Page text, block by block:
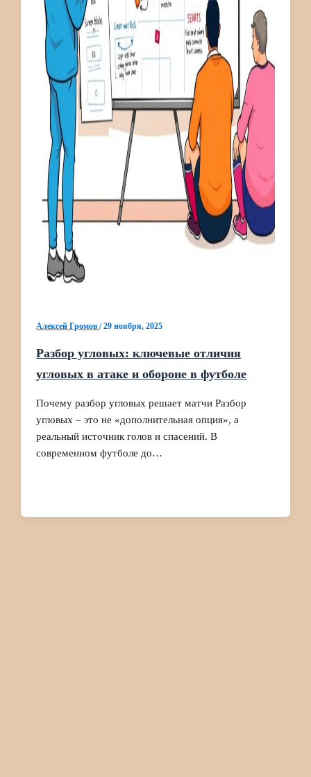
Алексей Громов/29 ноября, 2025
Разбор угловых: ключевые отличия
угловых в атаке и обороне в футболе
Почему разбор угловых решает матчи Разбор
угловых – это не «дополнительная опция», а
реальный источник голов и спасений. В
современном футболе до…